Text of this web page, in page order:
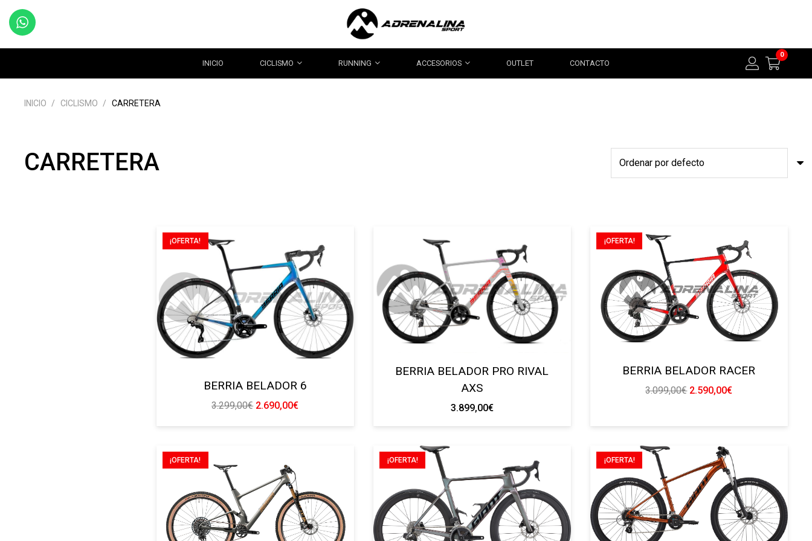
INICIO CICLISMO RUNNING ACCESORIOS OUTLET CONTACTO
0
INICIO / CICLISMO / CARRETERA
CARRETERA
¡OFERTA!
BERRIA BELADOR 6
3.299,00€ El
3.299,00€.
2.690,00€El
BERRIA BELADOR PRO RIVAL
AXS
3.899,00€
¡OFERTA!
BERRIA BELADOR RACER
3.099,00€ El
3.099,00€.
2.590,00€El
2.590,00€.
¡OFERTA! ¡OFERTA! ¡OFERTA!